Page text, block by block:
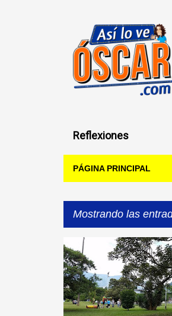
Reflexiones
PÁGINA PRINCIPAL
Mostrando las
Entradas
AMPLIACIÓN PISTA PATINAJE